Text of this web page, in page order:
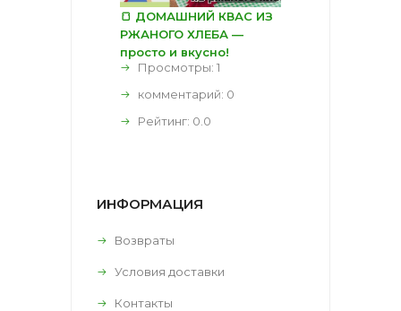
🍞 ДОМАШНИЙ КВАС ИЗ
РЖАНОГО ХЛЕБА —
просто и вкусно!
Просмотры: 1
комментарий: 0
Рейтинг: 0.0
ИНФОРМАЦИЯ
Возвраты
Условия доставки
Контакты